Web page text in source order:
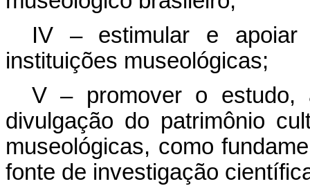
IV – estimular e
instituições museológicas;
V – promover o estudo,
divulgação do patrimônio
museológicas, como
fonte de investigação